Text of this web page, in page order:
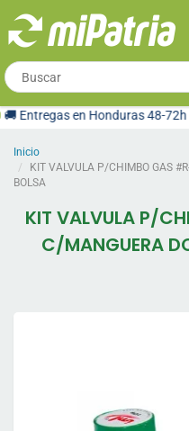
Entregas en Honduras 48-72h
Inicio
KIT VALVULA P/CHIMBO GAS
BOLSA
KIT VALVULA P/
C/MANGUERA